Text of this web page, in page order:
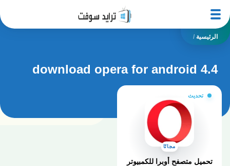
الرئيسية /
download opera for android 4.4
تحديث
مجانًا
تحميل متصفح أوبرا للكمبيوتر